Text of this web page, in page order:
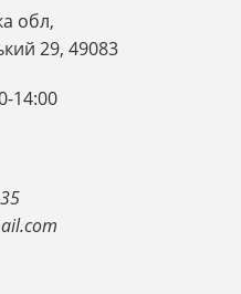
обл,
29, 49083
14:00